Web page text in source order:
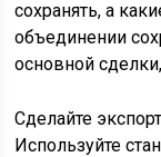
сохранять, а
объединении
основной
Сделайте
Используйте